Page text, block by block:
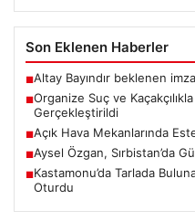
Son Eklenen Haberler
■Altay Bayındır beklenen
■Organize Suç ve
Gerçekleştirildi
■Açık Hava Mekanlarında
■Aysel Özgan, Sırbistan’da
■Kastamonu’da Tarlada
Oturdu